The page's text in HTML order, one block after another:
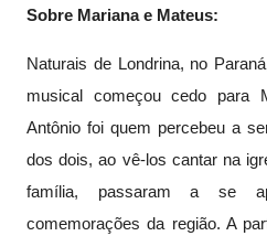
Sobre Mariana e Mateus:
Naturais de Londrina, no
musical começou cedo para
Antônio foi quem percebeu a
dos dois, ao vê-los cantar na
família, passaram a se
comemorações da região. A